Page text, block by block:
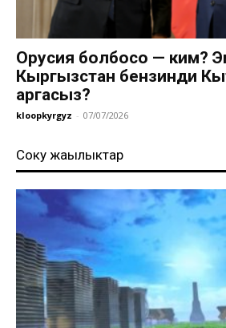
Орусия болбосо — ким?
Кыргызстан бензинди
аргасыз?
kloopkyrgyz - 07/07/2026
Соңку жаңылыктар